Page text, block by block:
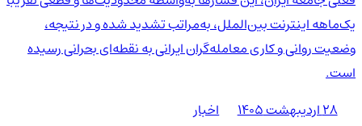
یک‌ماهه اینترنت بین‌الملل، به‌مراتب تشدید شده و در نتیجه،
وضعیت روانی و کاری معامله‌گران ایرانی به نقطه‌ای بحرانی رسیده
است.
۲۸ اردیبهشت ۱۴۰۵
اخبار